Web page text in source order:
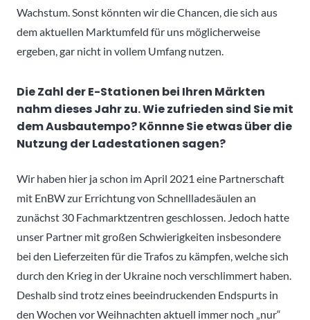
Wachstum. Sonst könnten wir die Chancen, die sich aus
dem aktuellen Marktumfeld für uns möglicherweise
ergeben, gar nicht in vollem Umfang nutzen.
Die Zahl der E-Stationen bei Ihren Märkten
nahm dieses Jahr zu. Wie zufrieden sind Sie mit
dem Ausbautempo? Könnne Sie etwas über die
Nutzung der Ladestationen sagen?
Wir haben hier ja schon im April 2021 eine Partnerschaft
mit EnBW zur Errichtung von Schnellladesäulen an
zunächst 30 Fachmarktzentren geschlossen. Jedoch hatte
unser Partner mit großen Schwierigkeiten insbesondere
bei den Lieferzeiten für die Trafos zu kämpfen, welche sich
durch den Krieg in der Ukraine noch verschlimmert haben.
Deshalb sind trotz eines beeindruckenden Endspurts in
den Wochen vor Weihnachten aktuell immer noch „nur“